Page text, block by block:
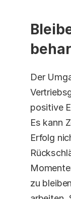
Der
positive
Es kann
Erfolg
zu